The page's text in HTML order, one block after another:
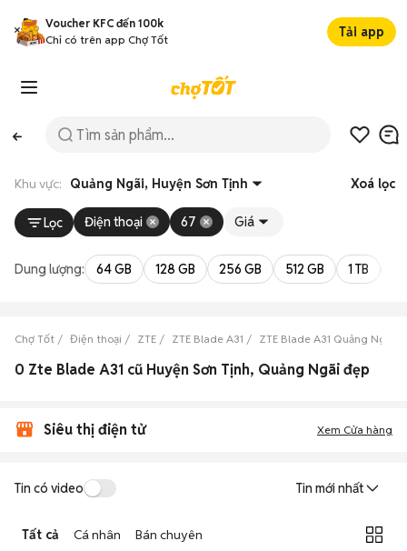
Voucher KFC đến 100k
Chỉ có trên app Chợ Tốt
Tải app
Khu vực: Quảng Ngãi, Huyện Sơn Tịnh Xoá lọc
Lọc Điện thoại 67 Giá
Dung lượng: 64 GB 128 GB 256 GB 512 GB 1 TB
Chợ Tốt Điện thoại ZTE ZTE Blade A31 ZTE Blade A31 Quảng Ngãi
0 Zte Blade A31 cũ Huyện Sơn Tịnh, Quảng Ngãi đẹp
Siêu thị điện tử Xem Cửa hàng
Tin có video Tin mới nhất
Tất cả Cá nhân Bán chuyên